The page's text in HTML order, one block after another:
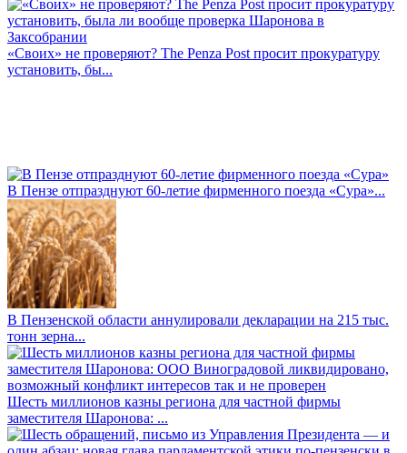
«Своих» не проверяют? The Penza Post просит прокуратуру
установить, бы...
В Пензе отпразднуют 60-летие фирменного поезда «Сура»...
В Пензенской области аннулировали декларации на 215 тыс.
тонн зерна...
Шесть миллионов казны региона для частной фирмы
заместителя Шаронова: ...